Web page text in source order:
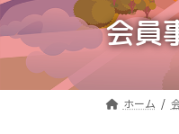
プ
動
会員
ホーム